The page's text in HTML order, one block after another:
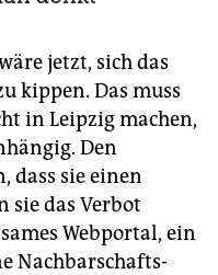
jetzt, sich das
kippen. Das muss
in Leipzig machen,
Den
dass sie einen
sie das Verbot
Webportal, ein
Nachbarschafts-